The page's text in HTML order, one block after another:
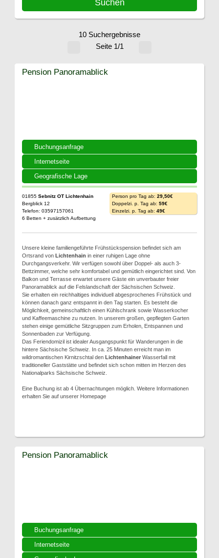
10 Suchergebnisse
Seite 1/1
Buchungsanfrage
Internetseite
Geografische Lage
Pension Panoramablick
01855 Sebnitz OT Lichtenhain
Bergblick 12
Telefon: 03597157061
6 Betten + zusätzlich Aufbettung
Person pro Tag ab: 29,50€
Doppelzi. p. Tag ab: 59€
Einzelzi. p. Tag ab: 49€
Unsere kleine familiengeführte Frühstückspension befindet sich am
Ortsrand von Lichtenhain in einer ruhigen Lage ohne
Durchgangsverkehr. Wir verfügen sowohl über Doppel- als auch 3-
Bettzimmer, welche sehr komfortabel und gemütlich eingerichtet sind. Von
Balkon und Terrasse erwartet unsere Gäste ein unverbauter freier
Panoramablick auf die Felslandschaft der Sächsischen Schweiz.
Sie erhalten ein reichhaltiges individuell abgesprochenes Frühstück und
können danach ganz entspannt in den Tag starten. Es besteht die
Möglichkeit, gemeinschaftlich einen Kühlschrank sowie Wasserkocher
und Kaffeemaschine zu nutzen. In unserem großen, gepflegten Garten
stehen einige gemütliche Sitzgruppen zum Erholen, Entspannen und
Sonnenbaden zur Verfügung.
Das Feriendomizil ist idealer Ausgangspunkt für Wanderungen in die
hintere Sächsische Schweiz. In ca. 25 Minuten erreicht man im
wildromantischen Kirnitzschtal den Lichtenhainer Wasserfall mit
traditioneller Gaststätte und befindet sich schon mitten im Herzen des
Nationalparks Sächsische Schweiz.
Eine Buchung ist ab 4 Übernachtungen möglich. Weitere Informationen
erhalten Sie auf unserer Homepage
Buchungsanfrage
Internetseite
Pension Panoramablick